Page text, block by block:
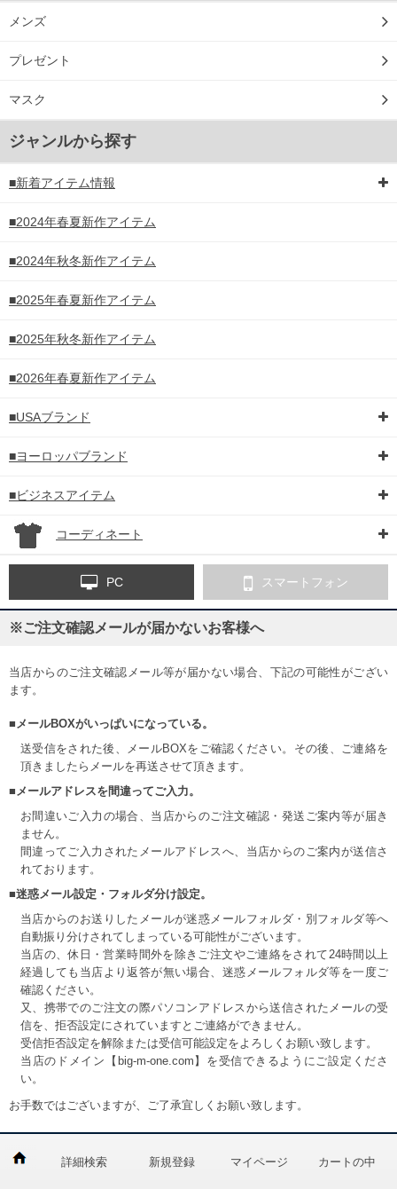
メンズ
プレゼント
マスク
ジャンルから探す
■新着アイテム情報
■2024年春夏新作アイテム
■2024年秋冬新作アイテム
■2025年春夏新作アイテム
■2025年秋冬新作アイテム
■2026年春夏新作アイテム
■USAブランド
■ヨーロッパブランド
■ビジネスアイテム
コーディネート
PC スマートフォン
※ご注文確認メールが届かないお客様へ
当店からのご注文確認メール等が届かない場合、下記の可能性がござい
ます。
■メールBOXがいっぱいになっている。
送受信をされた後、メールBOXをご確認ください。その後、ご連絡を
頂きましたらメールを再送させて頂きます。
■メールアドレスを間違ってご入力。
お間違いご入力の場合、当店からのご注文確認・発送ご案内等が届き
ません。
間違ってご入力されたメールアドレスへ、当店からのご案内が送信さ
れております。
■迷惑メール設定・フォルダ分け設定。
当店からのお送りしたメールが迷惑メールフォルダ・別フォルダ等へ
自動振り分けされてしまっている可能性がございます。
当店の、休日・営業時間外を除きご注文やご連絡をされて24時間以上
経過しても当店より返答が無い場合、迷惑メールフォルダ等を一度ご
確認ください。
又、携帯でのご注文の際パソコンアドレスから送信されたメールの受
信を、拒否設定にされていますとご連絡ができません。
受信拒否設定を解除または受信可能設定をよろしくお願い致します。
当店のドメイン【big-m-one.com】を受信できるようにご設定くださ
い。
お手数ではございますが、ご了承宜しくお願い致します。
詳細検索 新規登録 マイページ カートの中